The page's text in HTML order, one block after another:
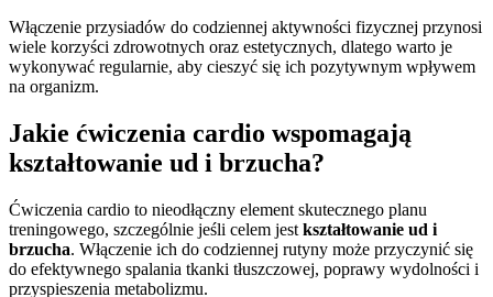
Włączenie przysiadów do codziennej aktywności fizycznej przynosi
wiele korzyści zdrowotnych oraz estetycznych, dlatego warto je
wykonywać regularnie, aby cieszyć się ich pozytywnym wpływem
na organizm.
Jakie ćwiczenia cardio wspomagają
kształtowanie ud i brzucha?
Ćwiczenia cardio to nieodłączny element skutecznego planu
treningowego, szczególnie jeśli celem jest kształtowanie ud i
brzucha. Włączenie ich do codziennej rutyny może przyczynić się
do efektywnego spalania tkanki tłuszczowej, poprawy wydolności i
przyspieszenia metabolizmu.